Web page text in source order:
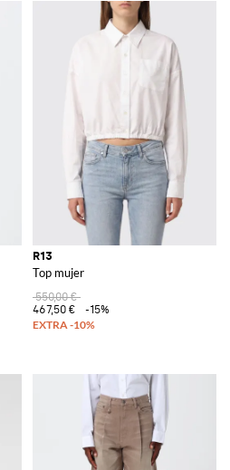
R13
Top mujer
550,00 €
467,50 €
-15%